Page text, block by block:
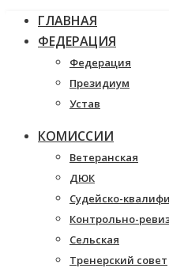
ГЛАВНАЯ
ФЕДЕРАЦИЯ
Федерация
Президиум
Устав
КОМИССИИ
Ветеранская
ДЮК
Судейско-
Контрольно-
Сельская
Тренерский совет